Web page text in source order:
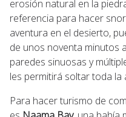
erosión natural en la
referencia para hacer
aventura en el desierto,
de unos noventa minutos
paredes sinuosas y
les permitirá soltar toda la
Para hacer turismo de